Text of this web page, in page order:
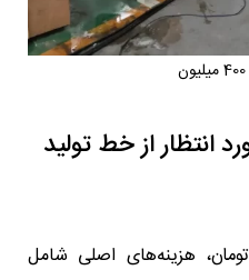
انتظار از خط تولید
400 میلیون تومان، هزینه‌های اصلی شامل